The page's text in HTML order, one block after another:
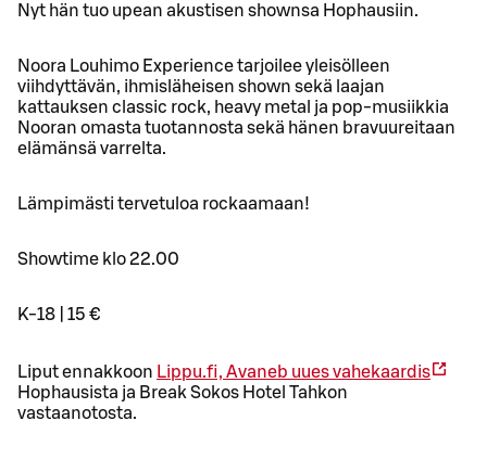
Nyt hän tuo upean akustisen shownsa Hophausiin.
Noora Louhimo Experience tarjoilee yleisölleen
viihdyttävän, ihmisläheisen shown sekä laajan
kattauksen classic rock, heavy metal ja pop-musiikkia
Nooran omasta tuotannosta sekä hänen bravuureitaan
elämänsä varrelta.
Lämpimästi tervetuloa rockaamaan!
Showtime klo 22.00
K-18 | 15 €
Liput ennakkoon Lippu.fi, Avaneb uues vahekaardis
Hophausista ja Break Sokos Hotel Tahkon
vastaanotosta.